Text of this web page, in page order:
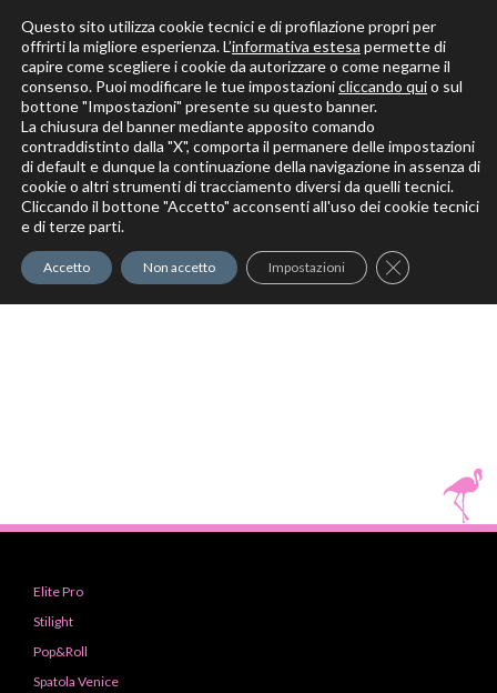
Solo per veri decoratori
Elite Pro
Elite Pro
Stilight
Pop&Roll
Spatola Venice
Questo sito utilizza cookie tecnici e di profilazione propri per
offrirti la migliore esperienza. L’informativa estesa permette di
capire come scegliere i cookie da autorizzare o come negarne il
consenso. Puoi modificare le tue impostazionicliccando quio sul
bottone "Impostazioni" presente su questo banner.
La chiusura del banner mediante apposito comando
contraddistinto dalla "X", comporta il permanere delle impostazioni
di default e dunque la continuazione della navigazione in assenza di
cookie o altri strumenti di tracciamento diversi da quelli tecnici.
Cliccando il bottone "Accetto" acconsenti all'uso dei cookie tecnici
e di terze parti.
Accetto Non accetto Impostazioni Close GDPR